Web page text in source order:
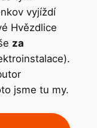
vyjíždí
Hvězdlice
za
jsme tu my.